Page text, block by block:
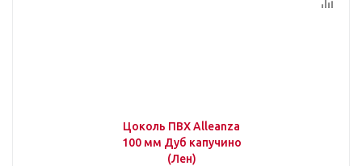
Цоколь ПВХ Alleanza
100 мм Дуб капучино
(Лен)